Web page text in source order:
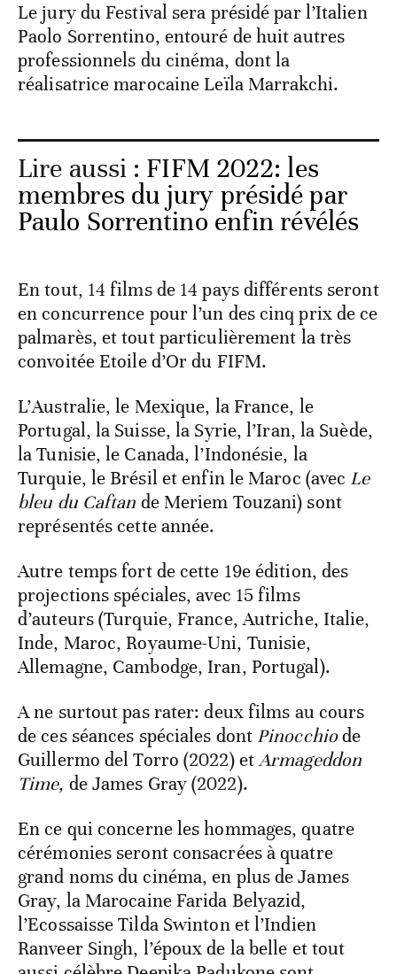
Le jury du Festival sera présidé par l’Italien
Paolo Sorrentino, entouré de huit autres
professionnels du cinéma, dont la
réalisatrice marocaine Leïla Marrakchi.
Lire aussi : FIFM 2022: les
membres du jury présidé par
Paulo Sorrentino enfin révélés
En tout, 14 films de 14 pays différents seront
en concurrence pour l’un des cinq prix de ce
palmarès, et tout particulièrement la très
convoitée Etoile d’Or du FIFM.
L’Australie, le Mexique, la France, le
Portugal, la Suisse, la Syrie, l’Iran, la Suède,
la Tunisie, le Canada, l’Indonésie, la
Turquie, le Brésil et enfin le Maroc (avec Le
bleu du Caftan de Meriem Touzani) sont
représentés cette année.
Autre temps fort de cette 19e édition, des
projections spéciales, avec 15 films
d’auteurs (Turquie, France, Autriche, Italie,
Inde, Maroc, Royaume-Uni, Tunisie,
Allemagne, Cambodge, Iran, Portugal).
A ne surtout pas rater: deux films au cours
de ces séances spéciales dont Pinocchiode
Guillermo del Torro (2022) etArmageddon
Time, de James Gray (2022).
En ce qui concerne les hommages, quatre
cérémonies seront consacrées à quatre
grand noms du cinéma, en plus de James
Gray, la Marocaine Farida Belyazid,
l’Ecossaisse Tilda Swinton et l’Indien
Ranveer Singh, l’époux de la belle et tout